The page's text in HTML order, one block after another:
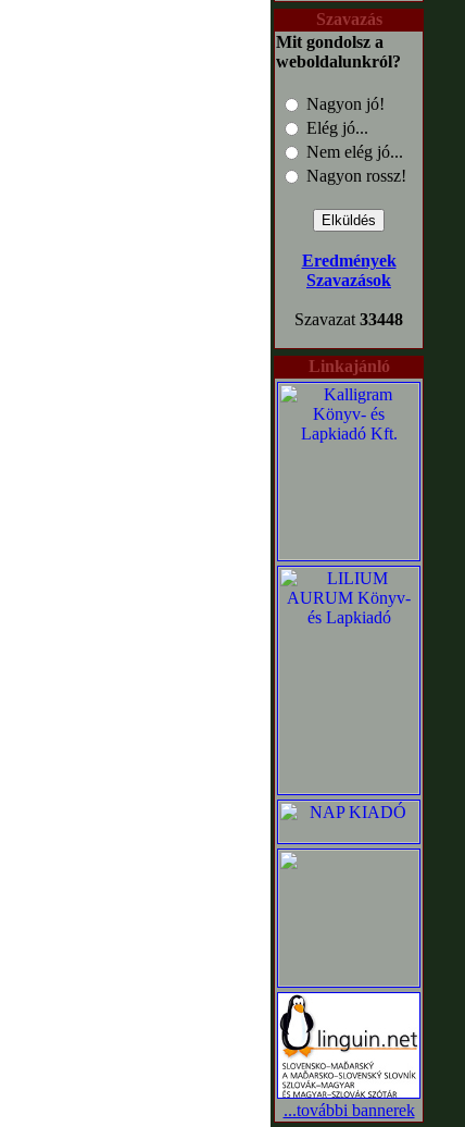
Szavazás
Mit gondolsz a
weboldalunkról?
Nagyon jó!
Elég jó...
Nem elég jó...
Nagyon rossz!
Eredmények
Szavazások
Szavazat 33448
Linkajánló
...további bannerek